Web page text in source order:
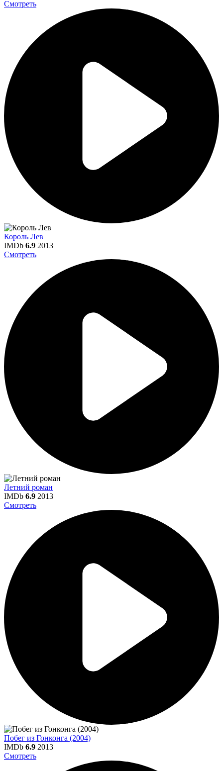
Смотреть
Король Лев
IMDb 6.9 2013
Смотреть
Летний роман
IMDb 6.9 2013
Смотреть
Побег из Гонконга (2004)
IMDb 6.9 2013
Смотреть